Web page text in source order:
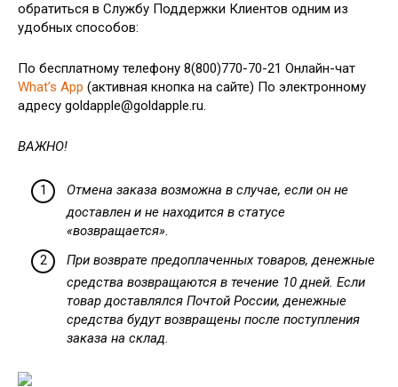
обратиться в Службу Поддержки Клиентов одним из
удобных способов:
По бесплатному телефону 8(800)770-70-21 Онлайн-чат
What’s App (активная кнопка на сайте) По электронному
адресу goldapple@goldapple.ru.
ВАЖНО!
Отмена заказа возможна в случае, если он не
доставлен и не находится в статусе
«возвращается».
При возврате предоплаченных товаров, денежные
средства возвращаются в течение 10 дней. Если
товар доставлялся Почтой России, денежные
средства будут возвращены после поступления
заказа на склад.